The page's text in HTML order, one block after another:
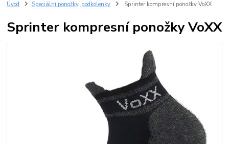
Úvod Speciální ponožky, podkolenky Sprinter kompresní ponožky VoXX
Sprinter kompresní ponožky VoXX